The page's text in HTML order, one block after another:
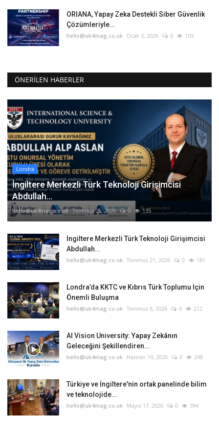
ORIANA, Yapay Zeka Destekli Siber Güvenlik
Çözümleriyle...
hello@uk4mag.co.uk Ocak 3, 2026 0 103
ÖNERILEN HABERLER
Londra
İngiltere Merkezli Türk Teknoloji Girişimcisi
Abdullah...
hello@uk4mag.co.uk Temmuz 25, 2026 0 135
İngiltere Merkezli Türk Teknoloji Girişimcisi
Abdullah...
hello@uk4mag.co.uk Temmuz 21, 2026 0 181
Londra’da KKTC ve Kıbrıs Türk Toplumu İçin
Önemli Buluşma
hello@uk4mag.co.uk Temmuz 6, 2026 0 212
AI Vision University: Yapay Zekânın
Geleceğini Şekillendiren...
hello@uk4mag.co.uk Haziran 19, 2026 0 248
Türkiye ve İngiltere'nin ortak panelinde bilim
ve teknolojide...
hello@uk4mag.co.uk Mayıs 17, 2026 0 394